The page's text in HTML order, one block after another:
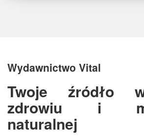
Wydawnictwo Vital
Twoje źródło
zdrowiu i
naturalnej